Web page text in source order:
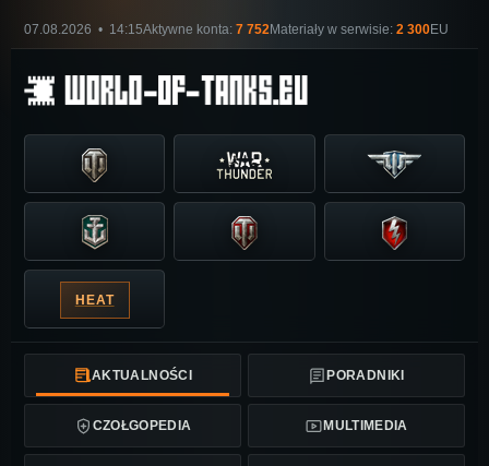
07.08.2026 • 14:15Aktywne konta: 7 752Materiały w serwisie: 2 300EU
HEAT
AKTUALNOŚCI PORADNIKI
CZOŁGOPEDIA MULTIMEDIA